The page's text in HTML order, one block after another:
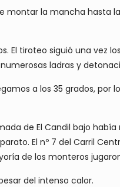
la mancha hasta las
El tiroteo siguió una vez
ladras y
a los 35 grados, por
de El Candil bajo
El nº 7 del Carril
de los monteros
del intenso calor.